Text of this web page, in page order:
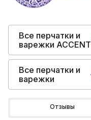
Все перчатки и
варежки ACCENT
Все перчатки и
варежки
Отзывы